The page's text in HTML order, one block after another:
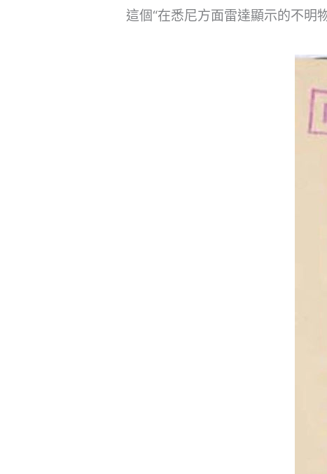
這個“在悉尼方面雷達顯示的不明